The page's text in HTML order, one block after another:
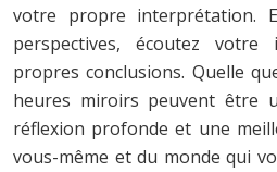
votre propre interprétation.
perspectives, écoutez
propres conclusions. Quelle
heures miroirs peuvent être
réflexion profonde et une
vous-même et du monde qui